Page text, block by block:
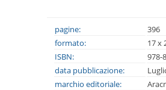
pagine:
396
formato:
17 x
ISBN:
978-
data pubblicazione:
marchio editoriale: